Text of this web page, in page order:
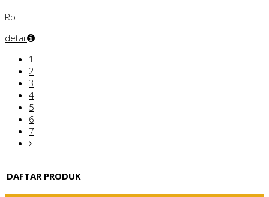
Rp
detail
1
2
3
4
5
6
7
DAFTAR PRODUK